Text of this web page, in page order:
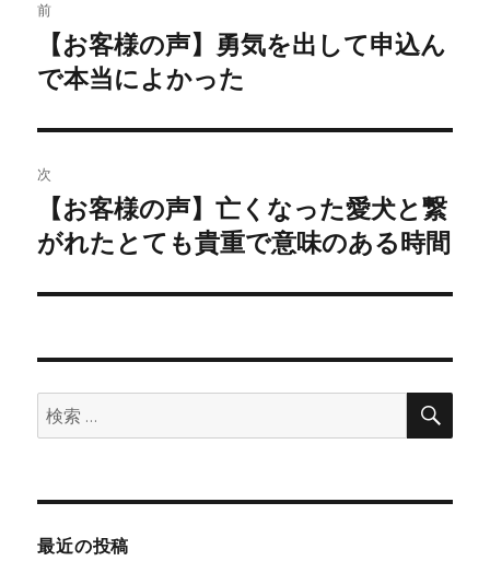
稿
ナ
ビ
ゲ
ー
シ
ン
前
の
稿:
【お客様の声】勇気を出して申込ん
で本当によかった
次
の
稿:
【お客様の声】亡くなった愛犬と繋
がれたとても貴重で意味のある時間
検
索:
検
最近の投稿